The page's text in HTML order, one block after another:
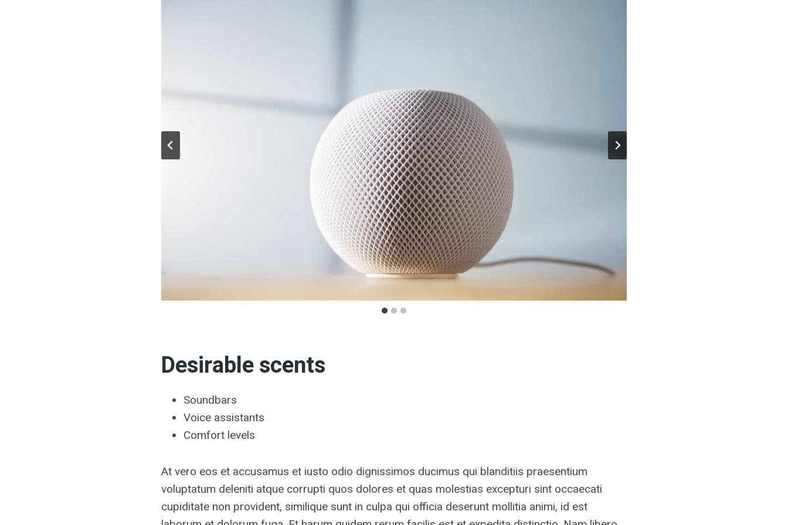
Desirable scents
Soundbars
Voice assistants
Comfort levels
At vero eos et accusamus et iusto odio dignissimos ducimus qui blanditiis praesentium
voluptatum deleniti atque corrupti quos dolores et quas molestias excepturi sint occaecati
cupiditate non provident, similique sunt in culpa qui officia deserunt mollitia animi, id est